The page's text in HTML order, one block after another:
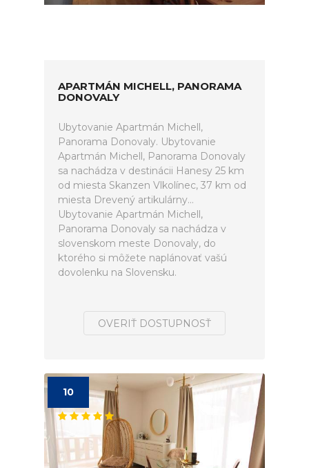
APARTMÁN MICHELL, PANORAMA
DONOVALY
Ubytovanie Apartmán Michell,
Panorama Donovaly. Ubytovanie
Apartmán Michell, Panorama Donovaly
sa nachádza v destinácii Hanesy 25 km
od miesta Skanzen Vlkolínec, 37 km od
miesta Drevený artikulárny...
Ubytovanie Apartmán Michell,
Panorama Donovaly sa nachádza v
slovenskom meste Donovaly, do
ktorého si môžete naplánovať vašú
dovolenku na Slovensku.
OVERIŤ DOSTUPNOSŤ
10